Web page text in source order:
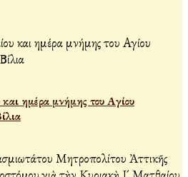
ημέρα μνήμης του Αγίου